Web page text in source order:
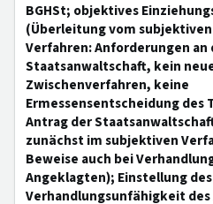
BGHSt; objektives
(Überleitung vom
Verfahren: Anforderungen an
Staatsanwaltschaft, kein
Zwischenverfahren, keine
Ermessensentscheidung des
Antrag der
zunächst im subjektiven
Beweise auch bei
Angeklagten); Einstellung
Verhandlungsunfähigkeit